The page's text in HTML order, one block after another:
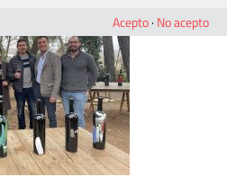
Acepto· No acepto